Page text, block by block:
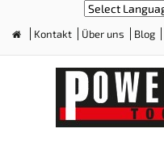
Kontakt Über uns Blog